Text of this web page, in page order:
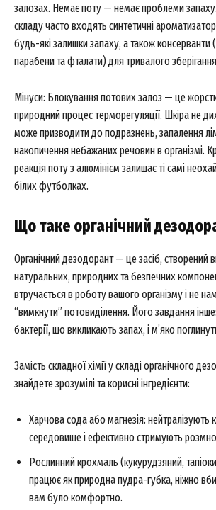
залозах. Немає поту — немає проблеми
складу часто входять синтетичні
будь-які залишки запаху, а також консерванти
парабени та фталати) для тривалого
Мінуси: Блокування потових залоз — це
природний процес терморегуляції. Шкіра не
може призводити до подразнень, запалення
накопичення небажаних речовин в організмі.
реакція поту з алюмінієм залишає ті самі
білих футболках.
Що таке органічний
Органічний дезодорант — це засіб, створений
натуральних, природних та безпечних
втручається в роботу вашого організму і не
“вимкнути” потовиділення. Його завдання
бактерії, що викликають запах, і м’яко
Замість складної хімії у складі органічного
знайдете зрозумілі та корисні інгредієнти:
Харчова сода або магнезія: нейтралізують
середовище і ефективно стримують
Рослинний крохмаль (кукурудзяний,
працює як природна пудра-губка, ніжно
вам було комфортно.